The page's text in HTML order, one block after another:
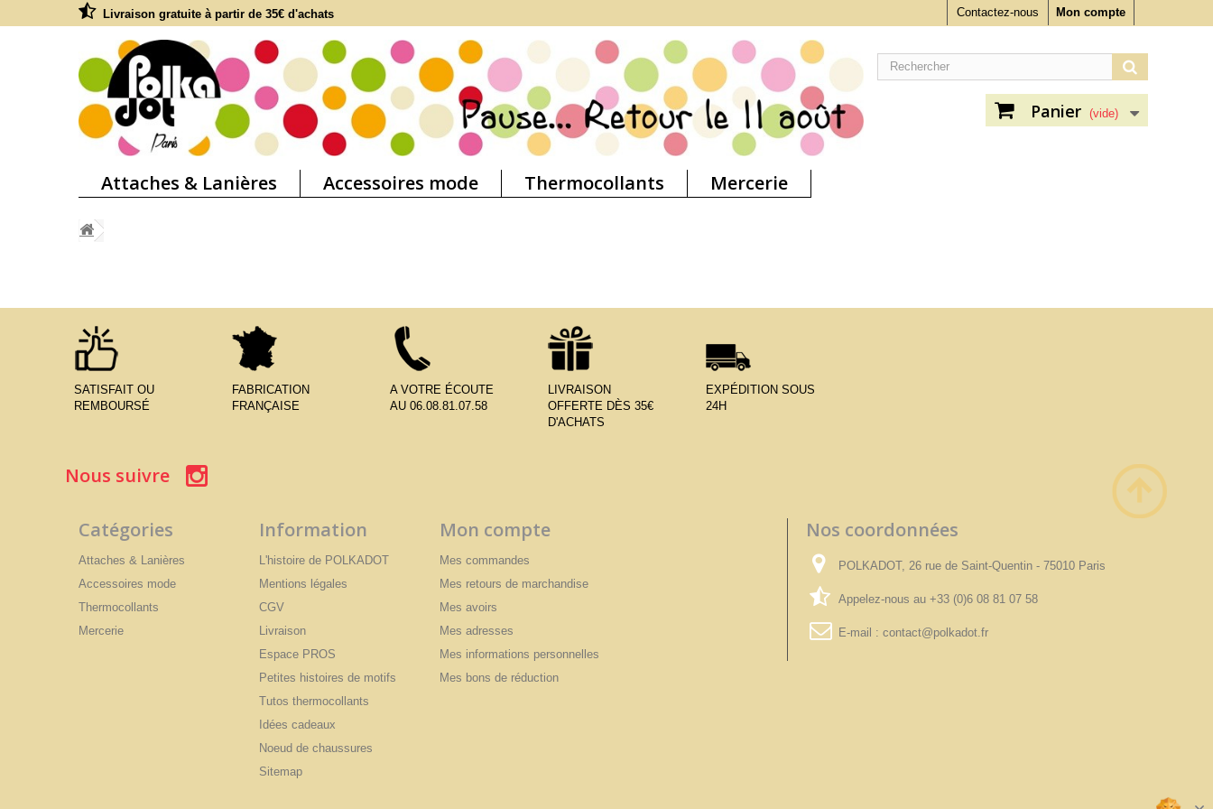
Mon compte
Contactez-nous
Livraison gratuite à partir de 35€ d'achats
Panier (vide)
Attaches & Lanières Accessoires mode Thermocollants Mercerie
SATISFAIT OU
REMBOURSÉ
FABRICATION
FRANÇAISE
A VOTRE ÉCOUTE
AU 06.08.81.07.58
LIVRAISON
OFFERTE DÈS 35€
D'ACHATS
EXPÉDITION SOUS
24H
Nous suivre
Catégories
Attaches & Lanières
Accessoires mode
Thermocollants
Mercerie
Information
L'histoire de POLKADOT
Mentions légales
CGV
Livraison
Espace PROS
Petites histoires de motifs
Tutos thermocollants
Idées cadeaux
Noeud de chaussures
Sitemap
Mon compte
Mes commandes
Mes retours de marchandise
Mes avoirs
Mes adresses
Mes informations personnelles
Mes bons de réduction
Nos coordonnées
POLKADOT, 26 rue de Saint-Quentin - 75010 Paris
Appelez-nous au +33 (0)6 08 81 07 58
E-mail : contact@polkadot.fr